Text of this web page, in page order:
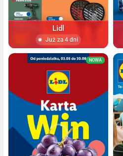
Lidl
Już za 4 dni
NOWA